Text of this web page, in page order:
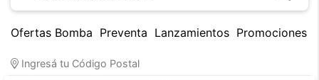
Ofertas Bomba Preventa Lanzamientos Promociones
Ingresá tu Código Postal